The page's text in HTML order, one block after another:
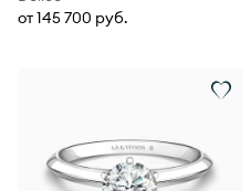
от 145 700 руб.